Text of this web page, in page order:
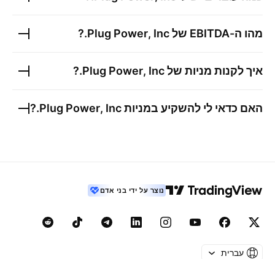
מהו ה-EBITDA של Plug Power, Inc.
?
איך לקנות מניות שלPlug Power, Inc.
?
האם כדאי לי להשקיע במניותPlug Power, Inc.
?
נוצר על ידי בני אדם
עברית